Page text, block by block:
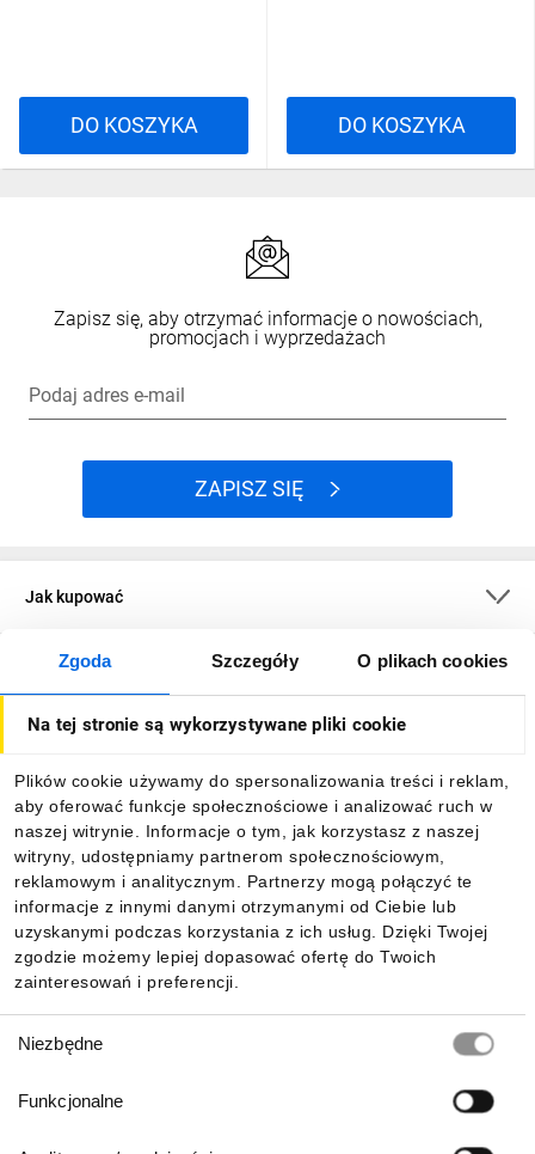
Zgoda Szczegóły O plikach cookies
Na tej stronie są wykorzystywane pliki cookie
Plików cookie używamy do spersonalizowania treści i reklam,
aby oferować funkcje społecznościowe i analizować ruch w
naszej witrynie. Informacje o tym, jak korzystasz z naszej
witryny, udostępniamy partnerom społecznościowym,
reklamowym i analitycznym. Partnerzy mogą połączyć te
informacje z innymi danymi otrzymanymi od Ciebie lub
uzyskanymi podczas korzystania z ich usług. Dzięki Twojej
zgodzie możemy lepiej dopasować ofertę do Twoich
zainteresowań i preferencji.
zgody
Niezbędne
Funkcjonalne
DO KOSZYKA DO KOSZYKA
Zapisz się, aby otrzymać informacje o nowościach,
promocjach i wyprzedażach
Podaj adres e-mail
ZAPISZ SIĘ
Jak kupować
O firmie
Informacje
Pobierz naszą aplikację mobilną: